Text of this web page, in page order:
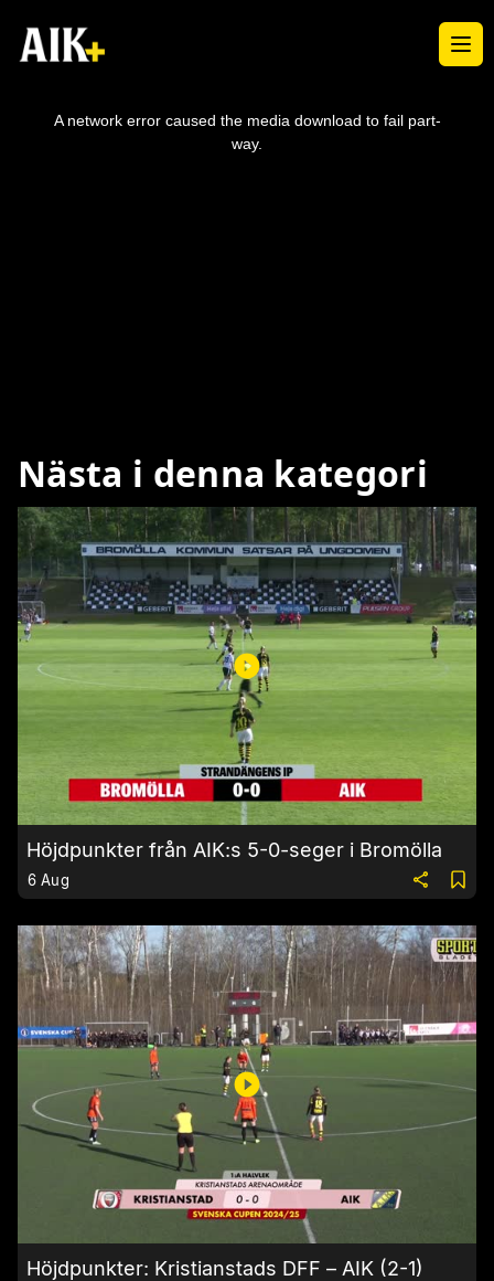
A network error caused the media download to fail part-
way.
Nästa i denna kategori
Höjdpunkter från AIK:s 5-0-seger i Bromölla
6 Aug
Höjdpunkter: Kristianstads DFF – AIK (2-1)